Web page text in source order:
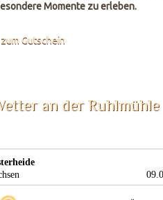
Momente zu erleben.
zum Gutschein
an der Ruhlmühle